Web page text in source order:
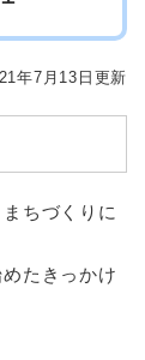
年7月13日更新
ちづくりに
たきっかけ